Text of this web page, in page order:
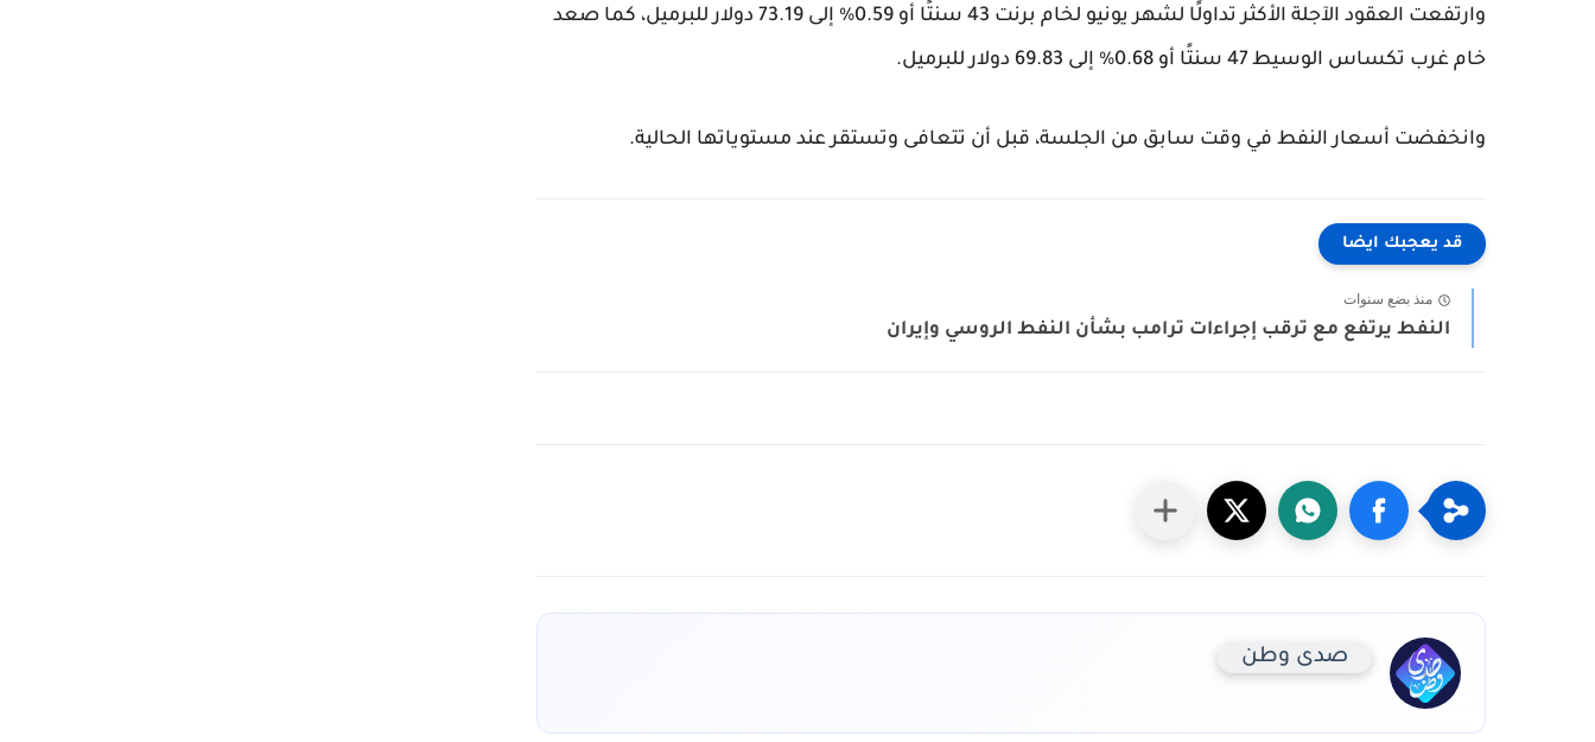
وارتفعت العقود الآجلة الأكثر تداولًا لشهر يونيو لخام برنت 43 سنتًا أو 0.59% إلى 73.19 دولار للبرميل، كما صعد
خام غرب تكساس الوسيط 47 سنتًا أو 0.68% إلى 69.83 دولار للبرميل.
وانخفضت أسعار النفط في وقت سابق من الجلسة، قبل أن تتعافى وتستقر عند مستوياتها الحالية.
قد يعجبك ايضا
منذ بضع سنوات
النفط يرتفع مع ترقب إجراءات ترامب بشأن النفط الروسي وإيران
صدى وطن